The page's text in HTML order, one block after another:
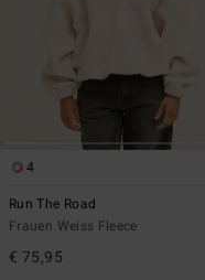
4
Run The Road
Frauen Weiss Fleece
€ 75,95